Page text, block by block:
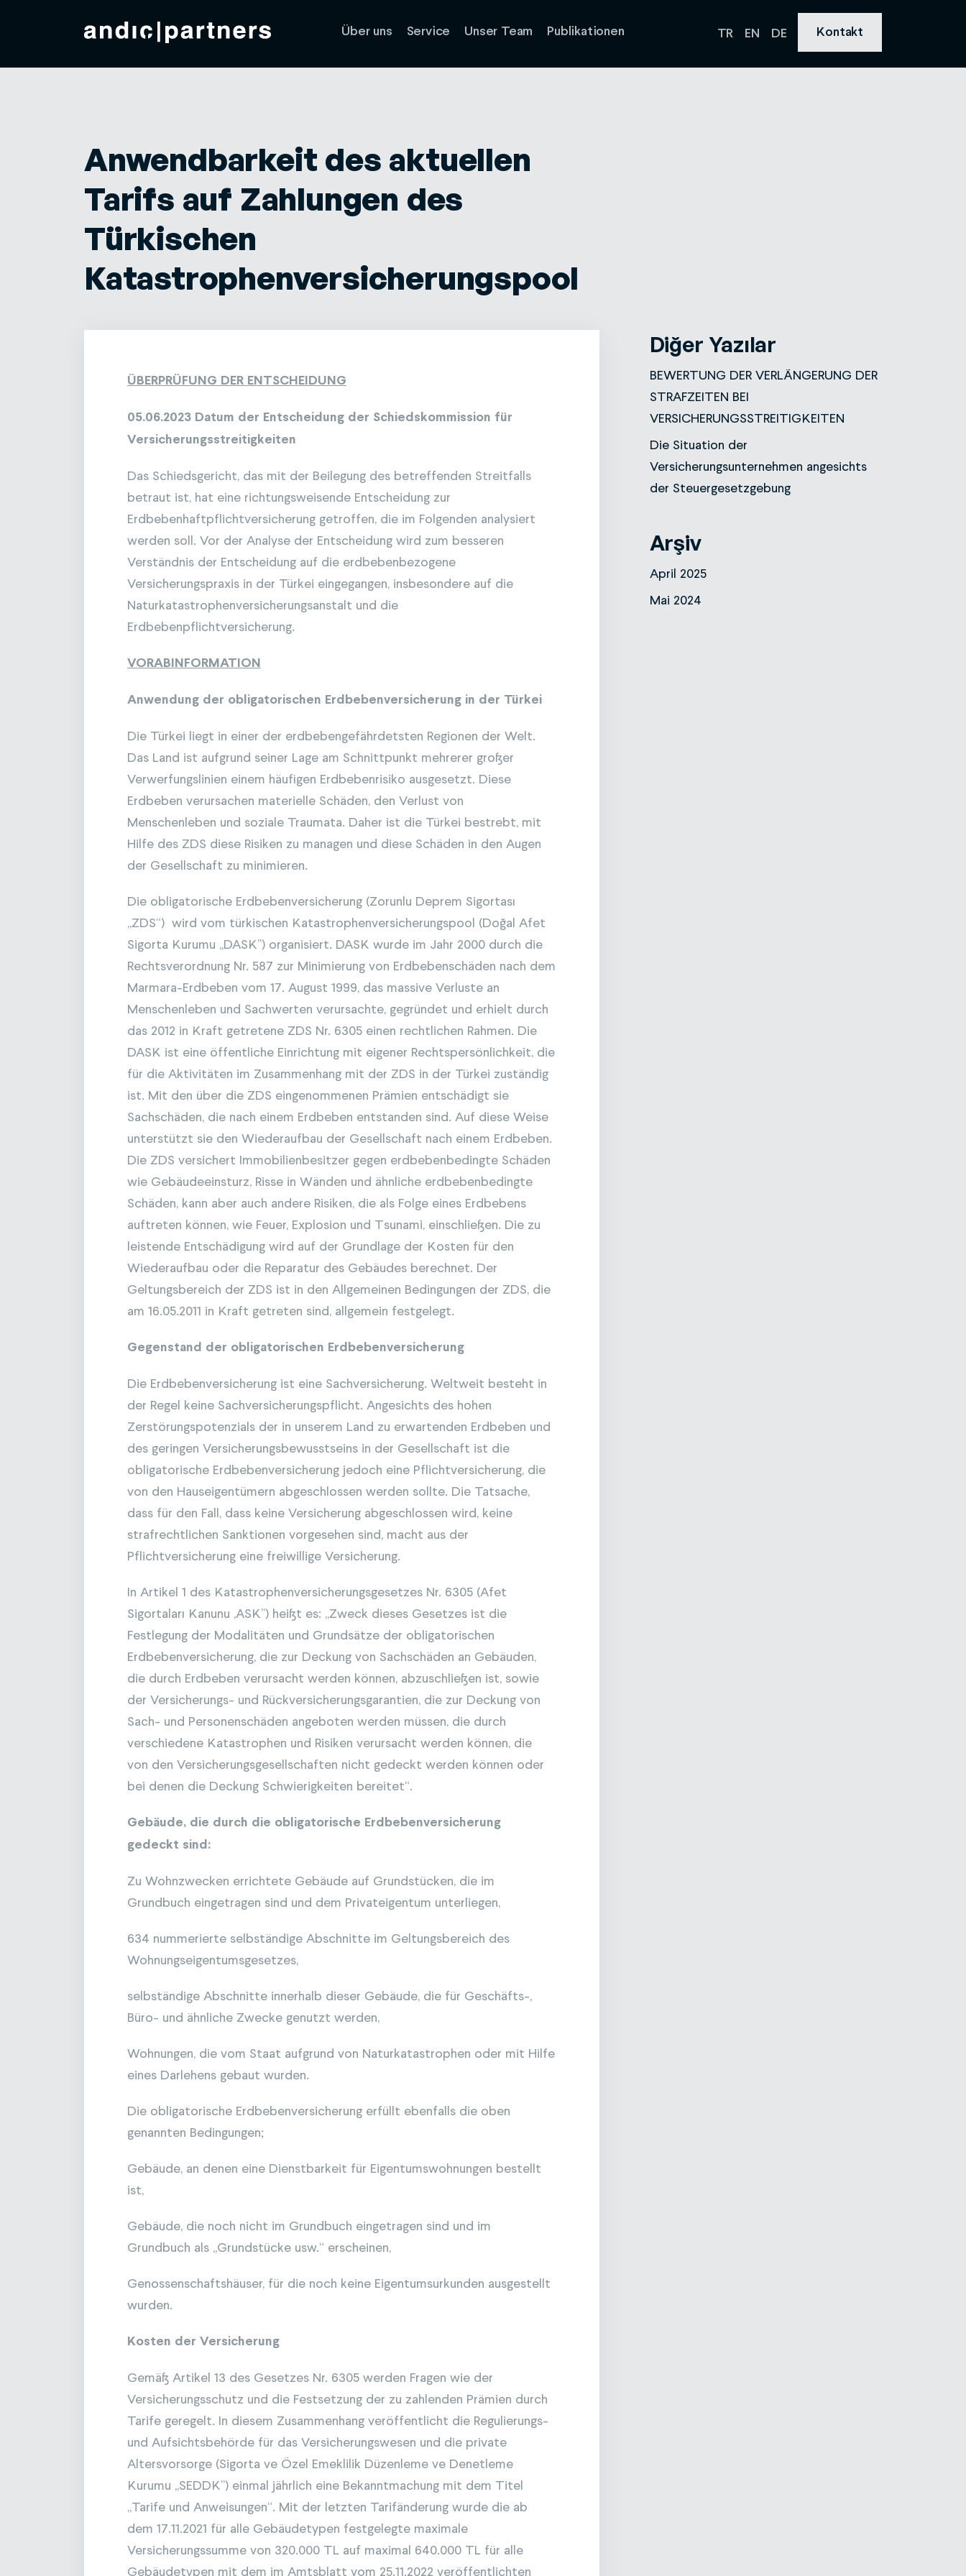
Über uns Service Unser Team Publikationen TR EN DE Kontakt
Anwendbarkeit des aktuellen
Tarifs auf Zahlungen des
Türkischen
Katastrophenversicherungspool
ÜBERPRÜFUNG DER ENTSCHEIDUNG
05.06.2023 Datum der Entscheidung der Schiedskommission für
Versicherungsstreitigkeiten
Das Schiedsgericht, das mit der Beilegung des betreffenden Streitfalls
betraut ist, hat eine richtungsweisende Entscheidung zur
Erdbebenhaftpflichtversicherung getroffen, die im Folgenden analysiert
werden soll. Vor der Analyse der Entscheidung wird zum besseren
Verständnis der Entscheidung auf die erdbebenbezogene
Versicherungspraxis in der Türkei eingegangen, insbesondere auf die
Naturkatastrophenversicherungsanstalt und die
Erdbebenpflichtversicherung.
VORABINFORMATION
Anwendung der obligatorischen Erdbebenversicherung in der Türkei
Die Türkei liegt in einer der erdbebengefährdetsten Regionen der Welt.
Das Land ist aufgrund seiner Lage am Schnittpunkt mehrerer großer
Verwerfungslinien einem häufigen Erdbebenrisiko ausgesetzt. Diese
Erdbeben verursachen materielle Schäden, den Verlust von
Menschenleben und soziale Traumata. Daher ist die Türkei bestrebt, mit
Hilfe des ZDS diese Risiken zu managen und diese Schäden in den Augen
der Gesellschaft zu minimieren.
Die obligatorische Erdbebenversicherung (Zorunlu Deprem Sigortası
„ZDS“) wird vom türkischen Katastrophenversicherungspool (Doğal Afet
Sigorta Kurumu ,,DASK’’) organisiert. DASK wurde im Jahr 2000 durch die
Rechtsverordnung Nr. 587 zur Minimierung von Erdbebenschäden nach dem
Marmara-Erdbeben vom 17. August 1999, das massive Verluste an
Menschenleben und Sachwerten verursachte, gegründet und erhielt durch
das 2012 in Kraft getretene ZDS Nr. 6305 einen rechtlichen Rahmen. Die
DASK ist eine öffentliche Einrichtung mit eigener Rechtspersönlichkeit, die
für die Aktivitäten im Zusammenhang mit der ZDS in der Türkei zuständig
ist. Mit den über die ZDS eingenommenen Prämien entschädigt sie
Sachschäden, die nach einem Erdbeben entstanden sind. Auf diese Weise
unterstützt sie den Wiederaufbau der Gesellschaft nach einem Erdbeben.
Die ZDS versichert Immobilienbesitzer gegen erdbebenbedingte Schäden
wie Gebäudeeinsturz, Risse in Wänden und ähnliche erdbebenbedingte
Schäden, kann aber auch andere Risiken, die als Folge eines Erdbebens
auftreten können, wie Feuer, Explosion und Tsunami, einschließen. Die zu
leistende Entschädigung wird auf der Grundlage der Kosten für den
Wiederaufbau oder die Reparatur des Gebäudes berechnet. Der
Geltungsbereich der ZDS ist in den Allgemeinen Bedingungen der ZDS, die
am 16.05.2011 in Kraft getreten sind, allgemein festgelegt.
Gegenstand der obligatorischen Erdbebenversicherung
Die Erdbebenversicherung ist eine Sachversicherung. Weltweit besteht in
der Regel keine Sachversicherungspflicht. Angesichts des hohen
Zerstörungspotenzials der in unserem Land zu erwartenden Erdbeben und
des geringen Versicherungsbewusstseins in der Gesellschaft ist die
obligatorische Erdbebenversicherung jedoch eine Pflichtversicherung, die
von den Hauseigentümern abgeschlossen werden sollte. Die Tatsache,
dass für den Fall, dass keine Versicherung abgeschlossen wird, keine
strafrechtlichen Sanktionen vorgesehen sind, macht aus der
Pflichtversicherung eine freiwillige Versicherung.
In Artikel 1 des Katastrophenversicherungsgesetzes Nr. 6305 (Afet
Sigortaları Kanunu ,ASK’’) heißt es: „Zweck dieses Gesetzes ist die
Festlegung der Modalitäten und Grundsätze der obligatorischen
Erdbebenversicherung, die zur Deckung von Sachschäden an Gebäuden,
die durch Erdbeben verursacht werden können, abzuschließen ist, sowie
der Versicherungs- und Rückversicherungsgarantien, die zur Deckung von
Sach- und Personenschäden angeboten werden müssen, die durch
verschiedene Katastrophen und Risiken verursacht werden können, die
von den Versicherungsgesellschaften nicht gedeckt werden können oder
bei denen die Deckung Schwierigkeiten bereitet“.
Gebäude, die durch die obligatorische Erdbebenversicherung
gedeckt sind:
Zu Wohnzwecken errichtete Gebäude auf Grundstücken, die im
Grundbuch eingetragen sind und dem Privateigentum unterliegen,
634 nummerierte selbständige Abschnitte im Geltungsbereich des
Wohnungseigentumsgesetzes,
selbständige Abschnitte innerhalb dieser Gebäude, die für Geschäfts-,
Büro- und ähnliche Zwecke genutzt werden,
Wohnungen, die vom Staat aufgrund von Naturkatastrophen oder mit Hilfe
eines Darlehens gebaut wurden.
Die obligatorische Erdbebenversicherung erfüllt ebenfalls die oben
genannten Bedingungen;
Gebäude, an denen eine Dienstbarkeit für Eigentumswohnungen bestellt
ist,
Gebäude, die noch nicht im Grundbuch eingetragen sind und im
Grundbuch als „Grundstücke usw.“ erscheinen,
Genossenschaftshäuser, für die noch keine Eigentumsurkunden ausgestellt
wurden.
Kosten der Versicherung
Gemäß Artikel 13 des Gesetzes Nr. 6305 werden Fragen wie der
Versicherungsschutz und die Festsetzung der zu zahlenden Prämien durch
Tarife geregelt. In diesem Zusammenhang veröffentlicht die Regulierungs-
und Aufsichtsbehörde für das Versicherungswesen und die private
Altersvorsorge (Sigorta ve Özel Emeklilik Düzenleme ve Denetleme
Kurumu ,,SEDDK’’) einmal jährlich eine Bekanntmachung mit dem Titel
„Tarife und Anweisungen“. Mit der letzten Tarifänderung wurde die ab
dem 17.11.2021 für alle Gebäudetypen festgelegte maximale
Versicherungssumme von 320.000 TL auf maximal 640.000 TL für alle
Gebäudetypen mit dem im Amtsblatt vom 25.11.2022 veröffentlichten
Diğer Yazılar
BEWERTUNG DER VERLÄNGERUNG DER
STRAFZEITEN BEI
VERSICHERUNGSSTREITIGKEITEN
Die Situation der
Versicherungsunternehmen angesichts
der Steuergesetzgebung
Arşiv
April 2025
Mai 2024